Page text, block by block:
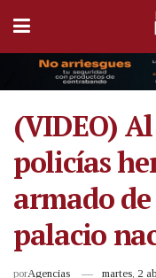
(VIDEO)
policías
armado
palacio
porAgencias martes, 2